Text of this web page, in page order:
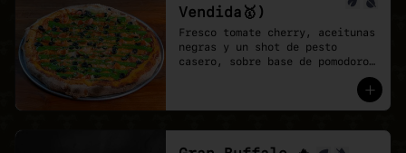
Vendida🥇)
Fresco tomate cherry, aceitunas
negras y un shot de pesto
casero, sobre base de pomodoro